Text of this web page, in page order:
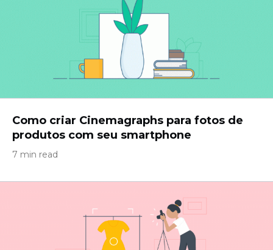
Como criar Cinemagraphs para fotos de
produtos com seu smartphone
7 min read